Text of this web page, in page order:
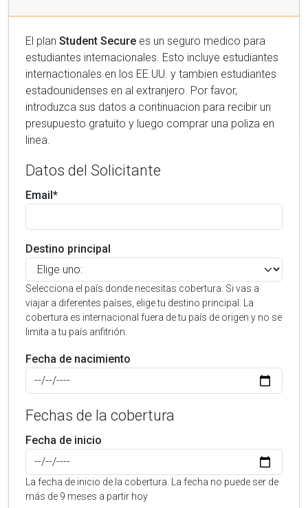
El plan Student Secure es un seguro medico para
estudiantes internacionales. Esto incluye estudiantes
internactionales en los EE.UU. y tambien estudiantes
estadounidenses en al extranjero. Por favor,
introduzca sus datos a continuacion para recibir un
presupuesto gratuito y luego comprar una poliza en
linea.
Datos del Solicitante
Email*
Destino principal
Selecciona el país donde necesitas cobertura. Si vas a
viajar a diferentes países, elige tu destino principal. La
cobertura es internacional fuera de tu país de origen y no se
limita a tu país anfitrión.
Fecha de nacimiento
Fechas de la cobertura
Fecha de inicio
La fecha de inicio de la cobertura. La fecha no puede ser de
más de 9 meses a partir hoy